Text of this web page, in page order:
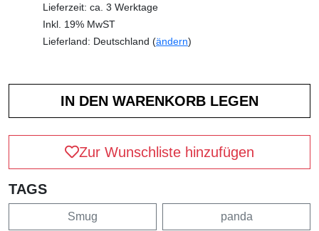
Lieferzeit: ca. 3 Werktage
Inkl. 19% MwST
Lieferland: Deutschland (ändern)
Zur Wunschliste hinzufügen
TAGS
Smug panda